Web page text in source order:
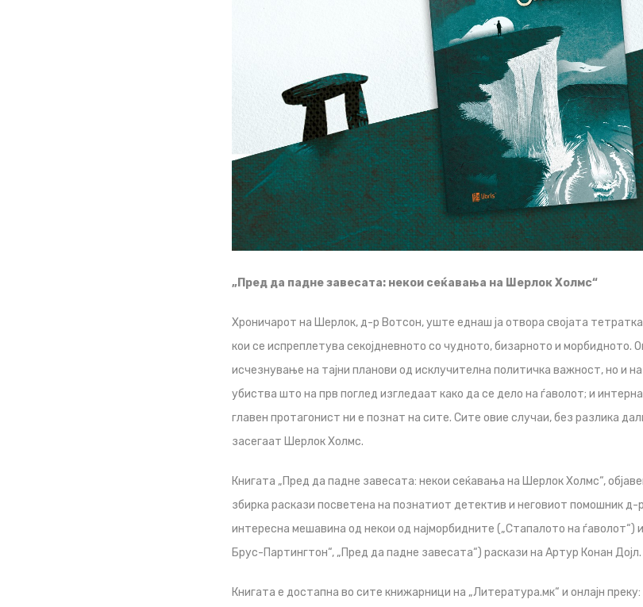
„Пред да падне завесата: некои сеќавања на Шерлок Холмс“
Хроничарот на Шерлок, д-р Вотсон, уште еднаш ја отвора својата
кои се испреплетува секојдневното со чудното, бизарното и морбидното.
исчезнување на тајни планови од исклучителна политичка важност, но и
убиства што на прв поглед изгледаат како да се дело на ѓаволот; и
главен протагонист ни е познат на сите. Сите овие случаи, без разлика
засегаат Шерлок Холмс.
Книгата „Пред да падне завесата: некои сеќавања на Шерлок Холмс“,
збирка раскази посветена на познатиот детектив и неговиот помошник
интересна мешавина од некои од најморбидните („Стапалото на ѓаволот“)
Брус-Партингтон“, „Пред да падне завесата“) раскази на Артур Конан Дојл.
Книгата е достапна во сите книжарници на „Литература.мк“ и онлајн преку: